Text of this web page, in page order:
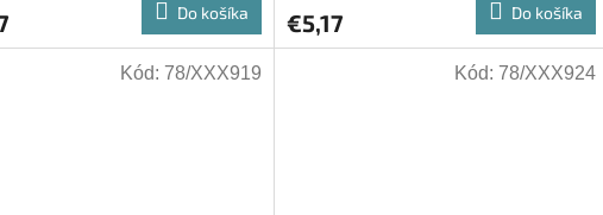
Do košíka €5,17 Do košíka
Kód: 78/XXX919 Kód: 78/XXX924